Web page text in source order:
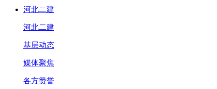
河北二建
河北二建
基层动态
媒体聚焦
各方赞誉